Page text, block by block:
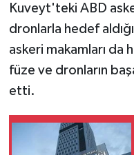
Kuveyt'teki ABD
dronlarla hedef
askeri makamları da
füze ve dronların
etti.